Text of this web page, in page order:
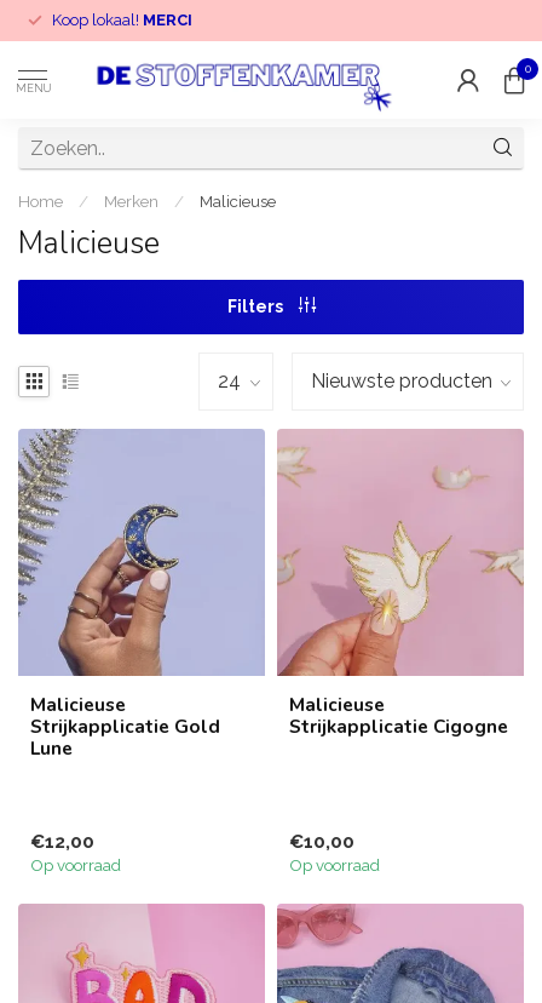
Koop lokaal! MERCI
MENU
0
Home / Merken / Malicieuse
Malicieuse
Filters
Malicieuse
Strijkapplicatie Gold
Lune
€12,00
Op voorraad
Malicieuse
Strijkapplicatie Cigogne
€10,00
Op voorraad